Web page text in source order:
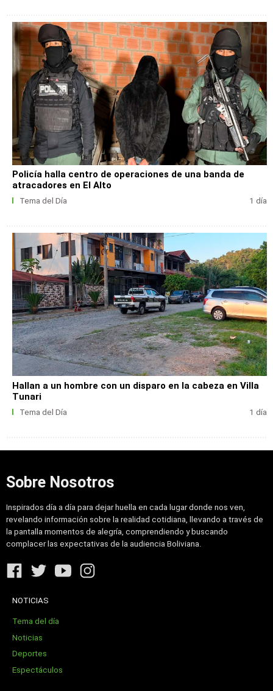
Policía halla centro de operaciones de una banda de
atracadores en El Alto
Tema del Día 1 día
Hallan a un hombre con un disparo en la cabeza en Villa
Tunari
Tema del Día 1 día
Sobre Nosotros
Inspirados día a día para dejar huella en cada lugar donde nos ven,
revelando información sobre la realidad cotidiana, llevando a través de
la pantalla momentos de alegría, comprendiendo y buscando
complacer las expectativas de la audiencia Boliviana.
NOTICIAS
Tema del día
Noticias
Deportes
Espectáculos